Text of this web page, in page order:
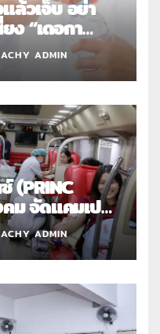
ล้วเจ็บ อย่า
ง “เดอกา
อักเสบจากการ
ADMIN
(PRINC
ม จัดแคมเปญ
ผสาน :
ADMIN